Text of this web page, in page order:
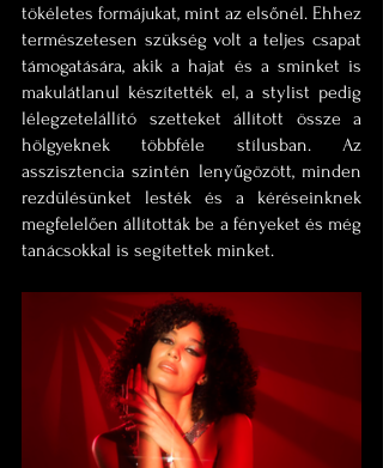
tökéletes formájukat, mint az elsőnél. Ehhez
természetesen szükség volt a teljes csapat
támogatására, akik a hajat és a sminket is
makulátlanul készítették el, a stylist pedig
lélegzetelállító szetteket állított össze a
hölgyeknek többféle stílusban. Az
asszisztencia szintén lenyűgözött, minden
rezdülésünket lesték és a kéréseinknek
megfelelően állították be a fényeket és még
tanácsokkal is segítettek minket.